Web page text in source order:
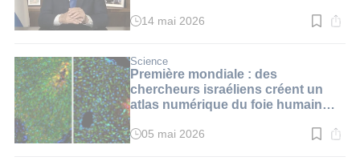
Temps
:
3
min.
14 mai 2026
Science
Première mondiale : des
chercheurs israéliens créent un
atlas numérique du foie humain
Temps
05 mai 2026